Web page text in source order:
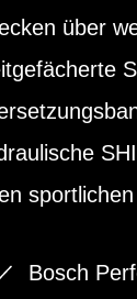
über
Bosch